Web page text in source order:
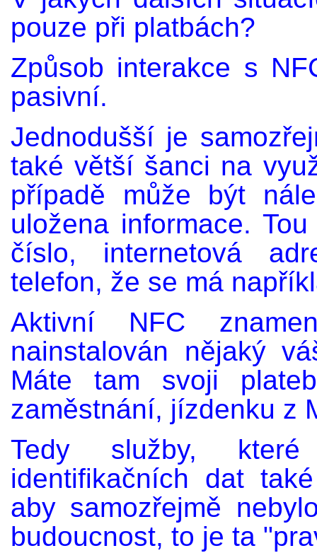
pouze při platbách?
Způsob interakce s
pasivní.
Jednodušší je
také větší šanci na
případě může být
uložena informace.
číslo, internetová
telefon, že se má
Aktivní NFC
nainstalován nějaký
Máte tam svoji
zaměstnání, jízdenku z
Tedy služby,
identifikačních dat
aby samozřejmě
budoucnost, to je ta